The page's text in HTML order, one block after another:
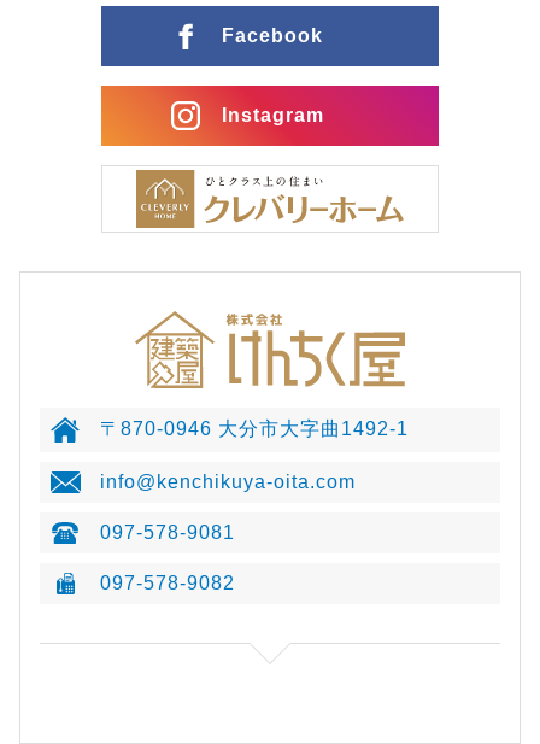
Facebook
Instagram
〒870-0946 大分市大字曲1492-1
info@kenchikuya-oita.com
097-578-9081
097-578-9082